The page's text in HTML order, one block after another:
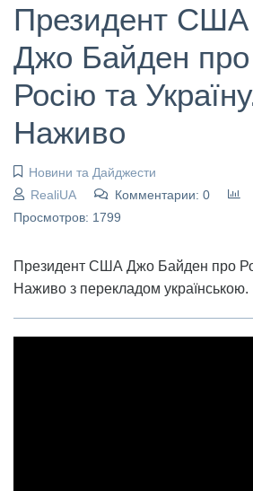
Президент США
Джо Байден про
Росію та
Наживо
Новини та Дайджести
RealiUA
Комментарии: 0
Просмотров: 1799
Президент США Джо Байден про
Наживо з перекладом українською.